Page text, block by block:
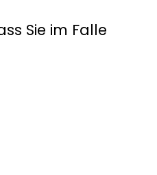
Sie im Falle